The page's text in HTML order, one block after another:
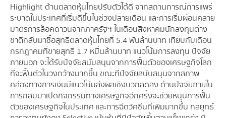
Highlight ด้านตลาดหุ้นไทยปรับตัวได้ดี จากสถานการณ์การแพร่
ระบาดในประเทศที่เริ่มดีขึ้นในช่วงปลายเดือน และการเริ่มผ่อนคลาย
มาตรการล็อคดาวน์จากภาครัฐฯ ในเดือนสิงหาคมนักลงทุนต่าง
ชาติกลับมาซื้อสุทธิตลาดหุ้นไทยที่ 5.4 พันล้านบาท เทียบกับเดือน
กรกฎาคมที่ขายสุทธิ 1.7 หมื่นล้านบาท แนวโน้มการลงทุน ปัจจัย
ภายนอก จะได้รับปัจจัยสนับสนุนจากการฟื้นตัวของเศรษฐกิจโลก
ที่จะฟื้นตัวในวงกว้างมากขึ้น ขณะที่ปัจจัยสนับสนุนจากสภาพ
คล่องทางการเงินมีแนวโน้มส่งผลเชิงบวกลดลง ด้านปัจจัยภายใน
การกลับมาเปิดกิจกรรมทางเศรษฐกิจอีกครั้งจะช่วยหนุนการฟื้น
ตัวของเศรษฐกิจในประเทศ และการฉีดวัคซีนที่เพิ่มมากขึ้น กลยุทธ์